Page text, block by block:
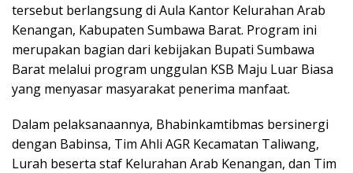
tersebut berlangsung di Aula Kantor Kelurahan Arab
Kenangan, Kabupaten Sumbawa Barat. Program ini
merupakan bagian dari kebijakan Bupati Sumbawa
Barat melalui program unggulan KSB Maju Luar Biasa
yang menyasar masyarakat penerima manfaat.
Dalam pelaksanaannya, Bhabinkamtibmas bersinergi
dengan Babinsa, Tim Ahli AGR Kecamatan Taliwang,
Lurah beserta staf Kelurahan Arab Kenangan, dan Tim